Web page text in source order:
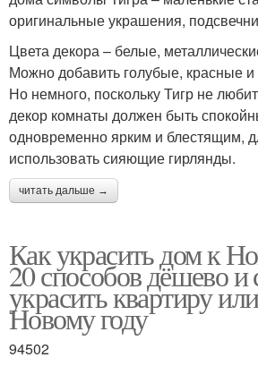
оригинальные украшения,
Цвета декора – белые,
Можно добавить голубые, красные и
Но немного, поскольку Тигр не
декор комнаты должен быть
одновременно ярким и блестящим,
использовать сияющие гирлянды.
читать дальше →
Как украсить дом к
20 способов дёшево и
украсить квартиру
Новому году
94502